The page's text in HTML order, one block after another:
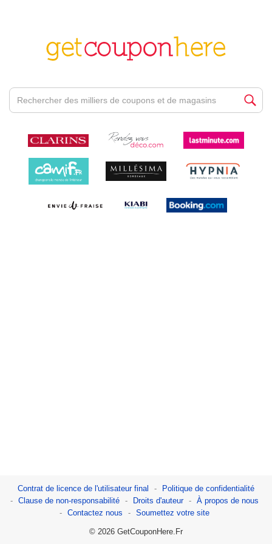
Contrat de licence de l'utilisateur final
Politique de confidentialité
Clause de non-responsabilité
Droits d'auteur
À propos de nous
Contactez nous
Soumettez votre site
© 2026 GetCouponHere.Fr